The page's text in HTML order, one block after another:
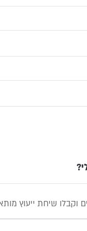
וקבלו שיחת ייעוץ